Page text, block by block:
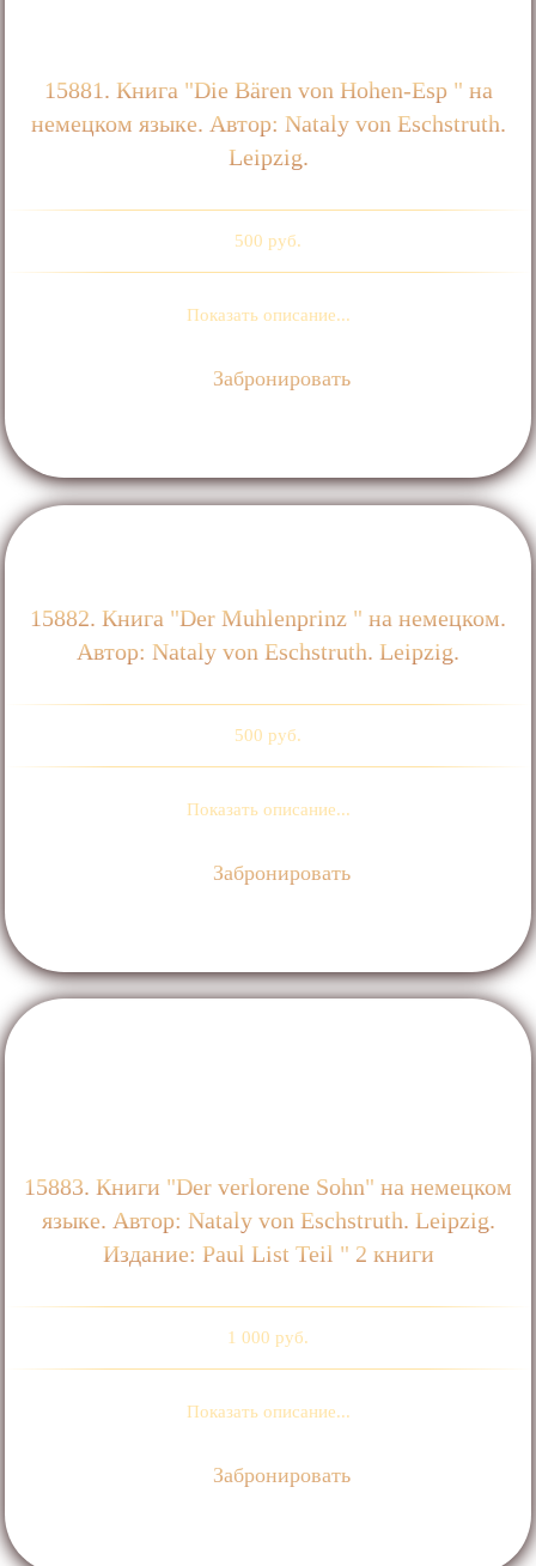
15881. Книга "Die Bären von Hohen-Esp " на
немецком языке. Автор: Nataly von Eschstruth.
Leipzig.
500 руб.
Показать описание...
Забронировать
15882. Книга "Der Muhlenprinz " на немецком.
Автор: Nataly von Eschstruth. Leipzig.
500 руб.
Показать описание...
Забронировать
15883. Книги "Der verlorene Sohn" на немецком
языке. Автор: Nataly von Eschstruth. Leipzig.
Издание: Paul List Teil " 2 книги
1 000 руб.
Показать описание...
Забронировать